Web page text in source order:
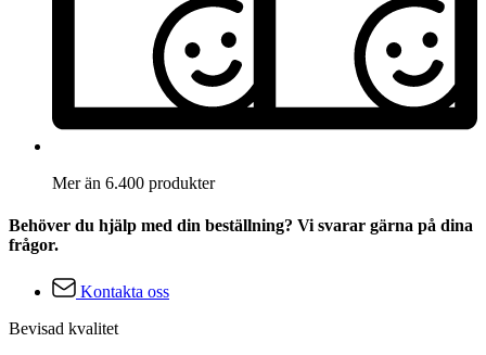
Mer än 6.400 produkter
Behöver du hjälp med din beställning? Vi svarar gärna på dina
frågor.
Kontakta oss
Bevisad kvalitet